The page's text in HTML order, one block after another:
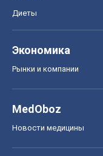
Диеты
Экономика
Рынки и компании
MedOboz
Новости медицины